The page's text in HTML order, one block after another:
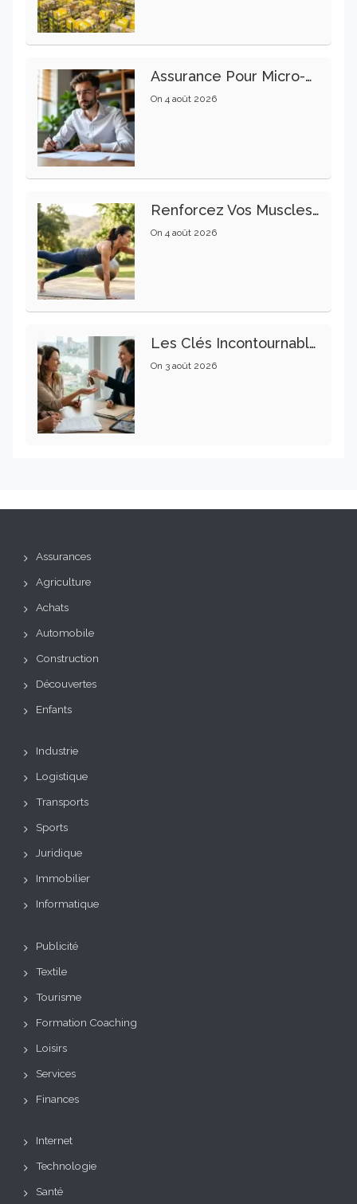
Assurance Pour Micro-Entrepreneur : Les Garanties Essentielles À Connaître
On 4 août 2026
Renforcez Vos Muscles Profonds Pour Apaiser Votre Mal De Dos
On 4 août 2026
Les Clés Incontournables Pour Réussir Vos Transactions Immobilières
On 3 août 2026
Assurances
Agriculture
Achats
Automobile
Construction
Découvertes
Enfants
Industrie
Logistique
Transports
Sports
Juridique
Immobilier
Informatique
Publicité
Textile
Tourisme
Formation Coaching
Loisirs
Services
Finances
Internet
Technologie
Santé